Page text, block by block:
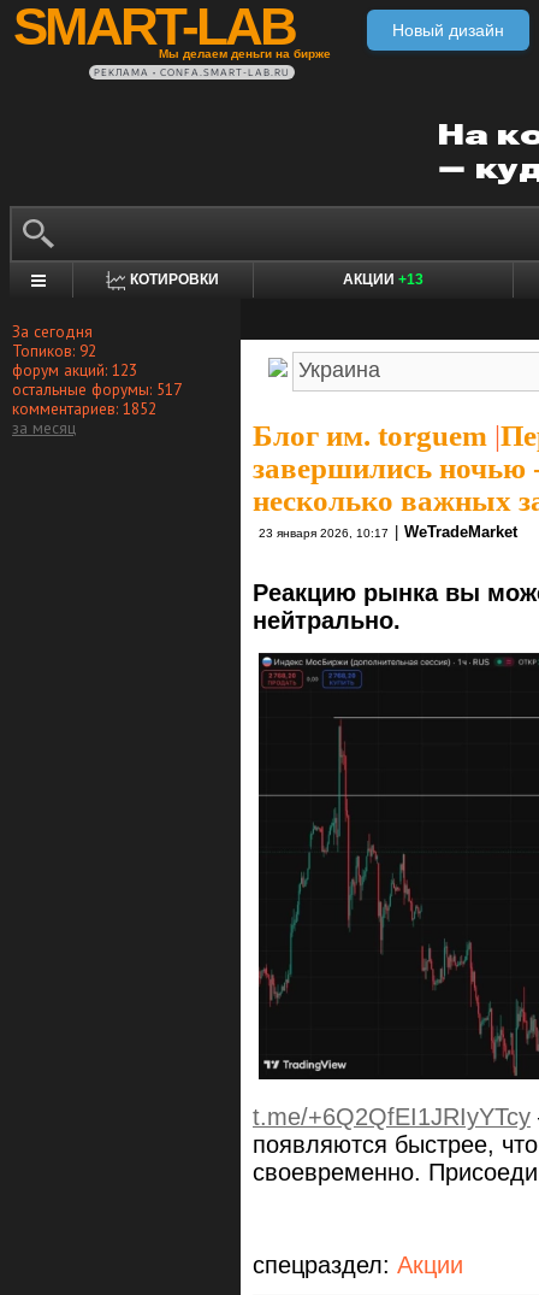
SMART-LAB
Мы делаем деньги на бирже
Новый дизайн
РЕКЛАМА • CONFA.SMART-LAB.RU
КОТИРОВКИ АКЦИИ +13
За сегодня
Топиков: 92
форум акций: 123
остальные форумы: 517
комментариев: 1852
за месяц
Блог им. torguem |
завершились ночью
несколько важных
23 января 2026, 10:17 WeTradeMarket
Реакцию рынка вы
нейтрально.
t.me/+6Q2QfEI1JRIyYTcy
появляются быстрее,
своевременно.
спецраздел: Акции